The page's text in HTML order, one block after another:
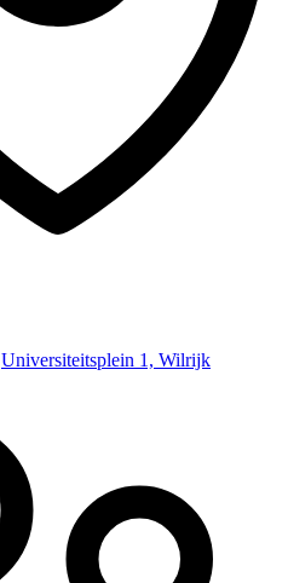
Universiteitsplein 1, Wilrijk